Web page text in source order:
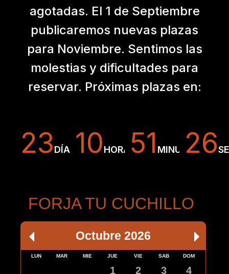
agotadas. El 1 de Septiembre
publicaremos nuevas plazas
para Noviembre. Sentimos las
molestias y dificultades para
reservar. Próximas plazas en:
23DÍAS 10HORAS51 MINUTOS25